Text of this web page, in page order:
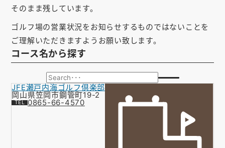
取扱い店舗SHOP
サポートSUPPORT
購入する
お知らせ
そのまま残しています。
ゴルフ場の営業状況をお知らせするものではないことを
ご理解いただきますようお願い致します。
コース名から探す
JFE瀬戸内海ゴルフ倶楽部
岡山県笠岡市鋼管町19-2
0865-66-4570